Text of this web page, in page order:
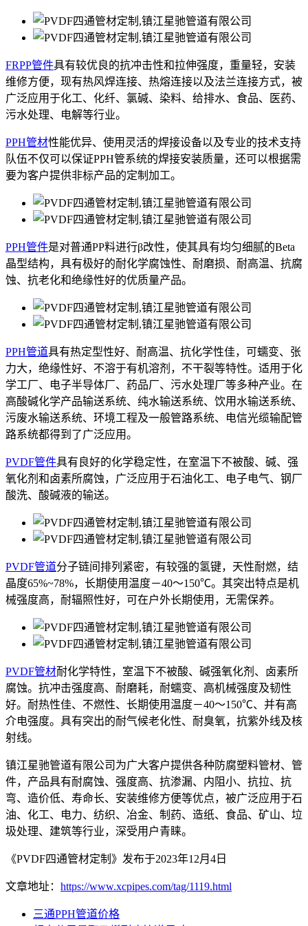
FRPP管件具有较优良的抗冲击性和拉伸强度，重量轻，安装
维修方便，现有热风焊连接、热熔连接以及法兰连接方式，被
广泛应用于化工、化纤、氯碱、染料、给排水、食品、医药、
污水处理、电解等行业。
PPH管材性能优异、使用灵活的焊接设备以及专业的技术支持
队伍不仅可以保证PPH管系统的焊接安装质量，还可以根据需
要为客户提供非标产品的定制加工。
PPH管件是对普通PP料进行β改性，使其具有均匀细腻的Beta
晶型结构，具有极好的耐化学腐蚀性、耐磨损、耐高温、抗腐
蚀、抗老化和绝缘性好的优质量产品。
PPH管道具有热定型性好、耐高温、抗化学性佳，可蠕变、张
力大，绝缘性好、不溶于有机溶剂，不干裂等特性。适用于化
学工厂、电子半导体厂、药品厂、污水处理厂等多种产业。在
高酸碱化学产品输送系统、纯水输送系统、饮用水输送系统、
污废水输送系统、环境工程及一般管路系统、电信光缆输配管
路系统都得到了广泛应用。
PVDF管件具有良好的化学稳定性，在室温下不被酸、碱、强
氧化剂和卤素所腐蚀，广泛应用于石油化工、电子电气、钢厂
酸洗、酸碱液的输送。
PVDF管道分子链间排列紧密，有较强的氢键，天性耐燃，结
晶度65%~78%，长期使用温度－40～150℃。其突出特点是机
械强度高，耐辐照性好，可在户外长期使用，无需保养。
PVDF管材耐化学特性，室温下不被酸、碱强氧化剂、卤素所
腐蚀。抗冲击强度高、耐磨耗，耐蠕变、高机械强度及韧性
好。耐热性佳、不燃性、长期使用温度－40～150℃、并有高
介电强度。具有突出的耐气候老化性、耐臭氧，抗紫外线及核
射线。
镇江星驰管道有限公司为广大客户提供各种防腐塑料管材、管
件，产品具有耐腐蚀、强度高、抗渗漏、内阻小、抗拉、抗
弯、造价低、寿命长、安装维修方便等优点，被广泛应用于石
油、化工、电力、纺织、冶金、制药、造纸、食品、矿山、垃
圾处理、建筑等行业，深受用户青睐。
《PVDF四通管材定制》发布于2023年12月4日
文章地址： https://www.xcpipes.com/tag/1119.html
三通PPH管道价格